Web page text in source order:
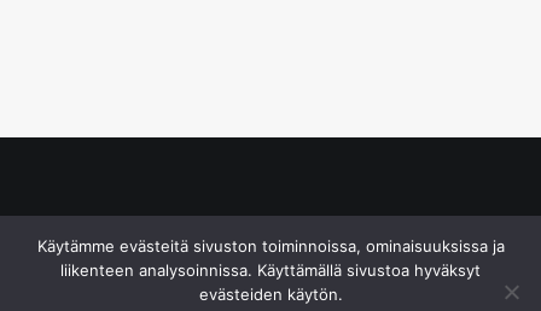
Käytämme evästeitä sivuston toiminnoissa, ominaisuuksissa ja
liikenteen analysoinnissa. Käyttämällä sivustoa hyväksyt
evästeiden käytön.